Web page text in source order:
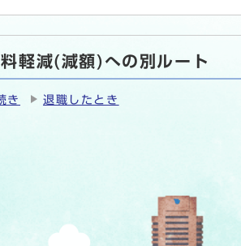
軽減(減額)への別ルート
き 退職したとき